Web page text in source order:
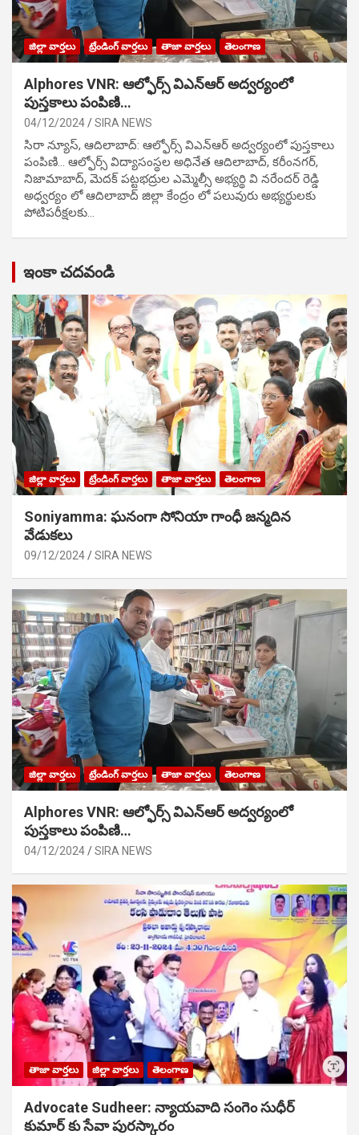
జిల్లా వార్తలు ట్రేండింగ్ వార్తలు తాజా వార్తలు తెలంగాణ
Alphores VNR: ఆల్ఫోర్స్ విఎన్ఆర్ అద్వర్యంలో
పుస్తకాలు పంపిణి…
04/12/2024 SIRA NEWS
సిరా న్యూస్, ఆదిలాబాద్: ఆల్ఫోర్స్ విఎన్ఆర్ అద్వర్యంలో పుస్తకాలు
పంపిణి… ఆల్ఫోర్స్ విద్యాసంస్థల అధినేత ఆదిలాబాద్, కరీంనగర్,
నిజామాబాద్, మెదక్ పట్టభద్రుల ఎమ్మెల్సీ అభ్యర్థి వి నరేందర్ రెడ్డి
అధ్వర్యం లో ఆదిలాబాద్ జిల్లా కేంద్రం లో పలువురు అభ్యర్థులకు
పోటిప‌రీక్ష‌ల‌కు…
ఇంకా చదవండి
జిల్లా వార్తలు ట్రేండింగ్ వార్తలు తాజా వార్తలు తెలంగాణ
Soniyamma: ఘ‌నంగా సోనియా గాంధీ జ‌న్మ‌దిన
వేడుక‌లు
09/12/2024 SIRA NEWS
జిల్లా వార్తలు ట్రేండింగ్ వార్తలు తాజా వార్తలు తెలంగాణ
Alphores VNR: ఆల్ఫోర్స్ విఎన్ఆర్ అద్వర్యంలో
పుస్తకాలు పంపిణి…
04/12/2024 SIRA NEWS
తాజా వార్తలు జిల్లా వార్తలు తెలంగాణ
Advocate Sudheer: న్యాయవాది సంగెం సుధీర్
కుమార్ కు సేవా పురస్కారం